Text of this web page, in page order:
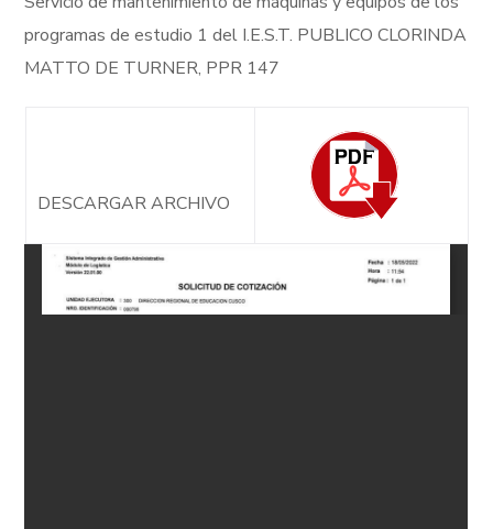
programas de estudio 1 del I.E.S.T. PUBLICO CLORINDA
MATTO DE TURNER, PPR 147
DESCARGAR ARCHIVO